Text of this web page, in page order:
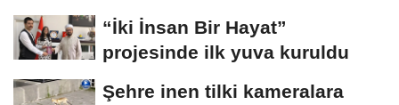
“İki İnsan Bir Hayat”
projesinde ilk yuva kuruldu
Şehre inen tilki kameralara